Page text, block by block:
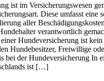
ist im Versicherungswesen
Diese umfasst eine
aller
verantwortlich
Hundeversicherung ist
Hundebesitzer, Freiwillige
bei der Hundeversicherung In
ist […]